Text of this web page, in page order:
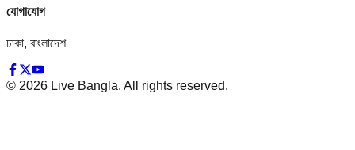
যোগাযোগ
ঢাকা, বাংলাদেশ
© 2026 Live Bangla. All rights reserved.